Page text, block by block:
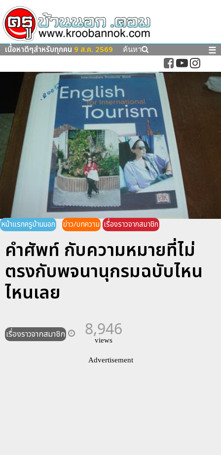
เนื้อหาดีๆสำหรับทุกคน 9 ส.ค. 2569 ค้นหา ☰
หน้าแรกครูบ้านนอก ข่าว/บทความ เรื่องราวจากสมาชิก
คำศัพท์ กับความหมายที่ไม่
ตรงกับพจนานุกรมฉบับไหน
ไหนเลย
เรื่องราวจากสมาชิก 8,946
views
Advertisement